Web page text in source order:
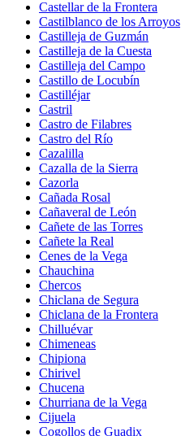
Castellar de la Frontera
Castilblanco de los Arroyos
Castilleja de Guzmán
Castilleja de la Cuesta
Castilleja del Campo
Castillo de Locubín
Castilléjar
Castril
Castro de Filabres
Castro del Río
Cazalilla
Cazalla de la Sierra
Cazorla
Cañada Rosal
Cañaveral de León
Cañete de las Torres
Cañete la Real
Cenes de la Vega
Chauchina
Chercos
Chiclana de Segura
Chiclana de la Frontera
Chilluévar
Chimeneas
Chipiona
Chirivel
Chucena
Churriana de la Vega
Cijuela
Cogollos de Guadix